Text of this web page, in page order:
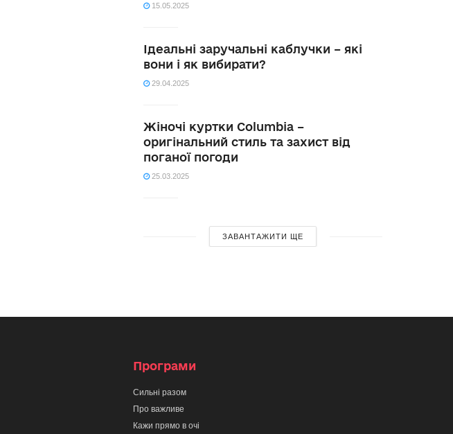
15.05.2025
Ідеальні заручальні каблучки – які
вони і як вибирати?
29.04.2025
Жіночі куртки Columbia –
оригінальний стиль та захист від
поганої погоди
25.03.2025
ЗАВАНТАЖИТИ ЩЕ
Програми
Сильні разом
Про важливе
Кажи прямо в очі